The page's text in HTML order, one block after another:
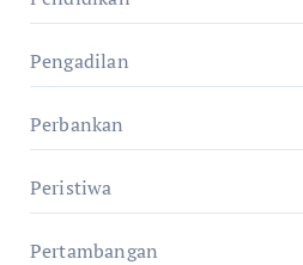
Pengadilan
Perbankan
Peristiwa
Pertambangan